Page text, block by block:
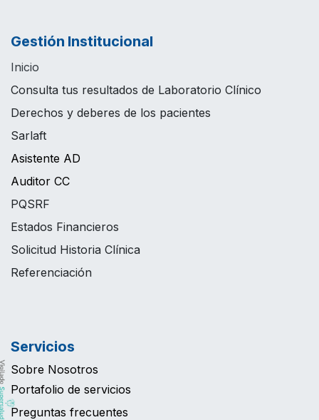
Gestión Institucional
Inicio
Consulta tus resultados de Laboratorio Clínico
Derechos y deberes de los pacientes
Sarlaft
Asistente AD
Auditor CC
PQSRF
Estados Financieros
Solicitud Historia Clínica
Referenciación
Servicios
Sobre Nosotros
Portafolio de servicios
Preguntas frecuentes